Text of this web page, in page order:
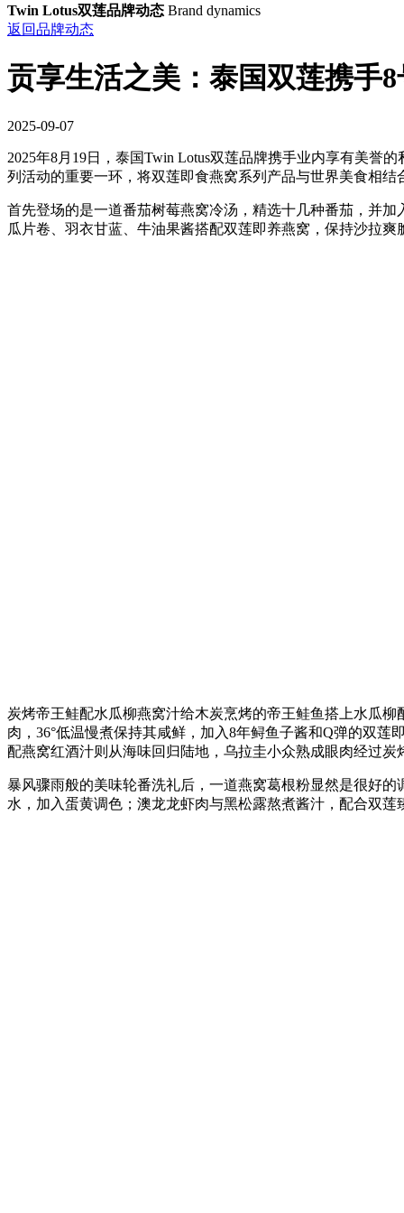
Twin Lotus双莲品牌动态 Brand dynamics
返回品牌动态
贡享生活之美：泰国双莲携手
2025-09-07
2025年8月19日，泰国Twin Lotus双莲品牌携手业内享有美誉
列活动的重要一环，将双莲即食燕窝系列产品与世界美食相
首先登场的是一道番茄树莓燕窝冷汤，精选十几种番茄，并
瓜片卷、羽衣甘蓝、牛油果酱搭配双莲即养燕窝，保持沙拉
炭烤帝王鲑配水瓜柳燕窝汁给木炭烹烤的帝王鲑鱼搭上水瓜
肉，36°低温慢煮保持其咸鲜，加入8年鲟鱼子酱和Q弹的双
配燕窝红酒汁则从海味回归陆地，乌拉圭小众熟成眼肉经过
暴风骤雨般的美味轮番洗礼后，一道燕窝葛根粉显然是很好
水，加入蛋黄调色；澳龙龙虾肉与黑松露熬煮酱汁，配合双